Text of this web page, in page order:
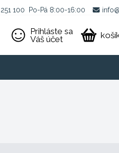
100 Po-Pá 8:00-16:00
Prihláste sa
Váš účet